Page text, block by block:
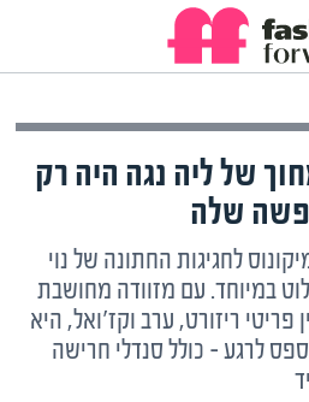
של ליה נגה היה רק
שלה
לחגיגות החתונה של נוי
במיוחד. עם מזוודה מחושבת
פריטי ריזורט, ערב וקז'ואל, היא
לרגע – כולל סנדלי חרישה